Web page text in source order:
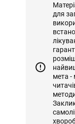
для
мета -